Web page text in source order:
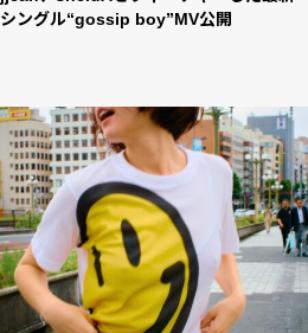
シングル“gossip boy”MV公開